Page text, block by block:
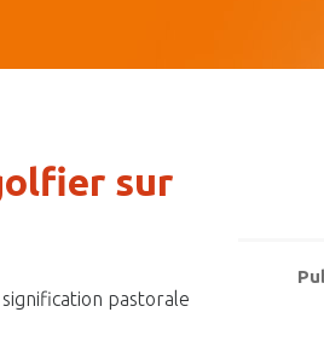
sur
pastorale